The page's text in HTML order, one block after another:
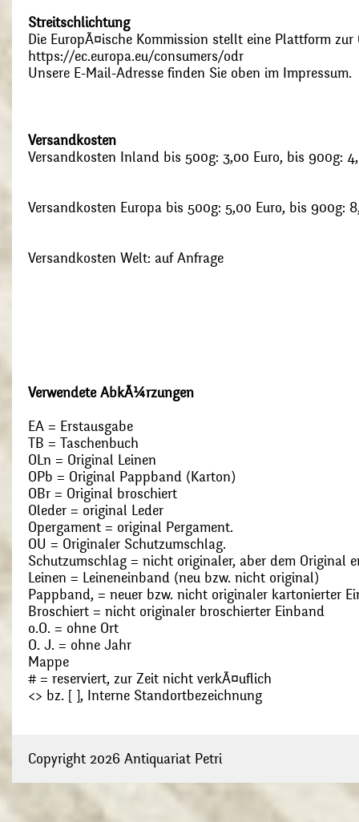
Streitschlichtung
Die EuropÃ¤ische Kommission stellt eine Plattform
https://ec.europa.eu/consumers/odr
Unsere E-Mail-Adresse finden Sie oben im Impressum.
Versandkosten
Versandkosten Inland bis 500g: 3,00 Euro, bis 900g:
Versandkosten Europa bis 500g: 5,00 Euro, bis 900g:
Versandkosten Welt: auf Anfrage
Verwendete AbkÃ¼rzungen
EA = Erstausgabe
TB = Taschenbuch
OLn = Original Leinen
OPb = Original Pappband (Karton)
OBr = Original broschiert
Oleder = original Leder
Opergament = original Pergament.
OU = Originaler Schutzumschlag.
Schutzumschlag = nicht originaler, aber dem Original
Leinen = Leineneinband (neu bzw. nicht original)
Pappband, = neuer bzw. nicht originaler kartonierter
Broschiert = nicht originaler broschierter Einband
o.O. = ohne Ort
O. J. = ohne Jahr
Mappe
# = reserviert, zur Zeit nicht verkÃ¤uflich
<> bz. [ ], Interne Standortbezeichnung
Copyright 2026 Antiquariat Petri